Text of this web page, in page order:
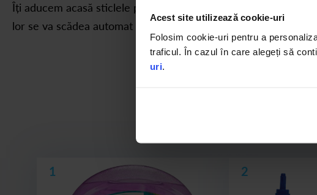
Acest site utilizează cookie-uri
Folosim cookie-uri pentru a
traficul. În cazul în care alegeți să
uri.
Îți aducem acasă sticlele pline și le luăm pe cele goale, în
lor se va scădea automat din prețul comenzii tale.
Dacă ai deja sticle de 8L
1 2